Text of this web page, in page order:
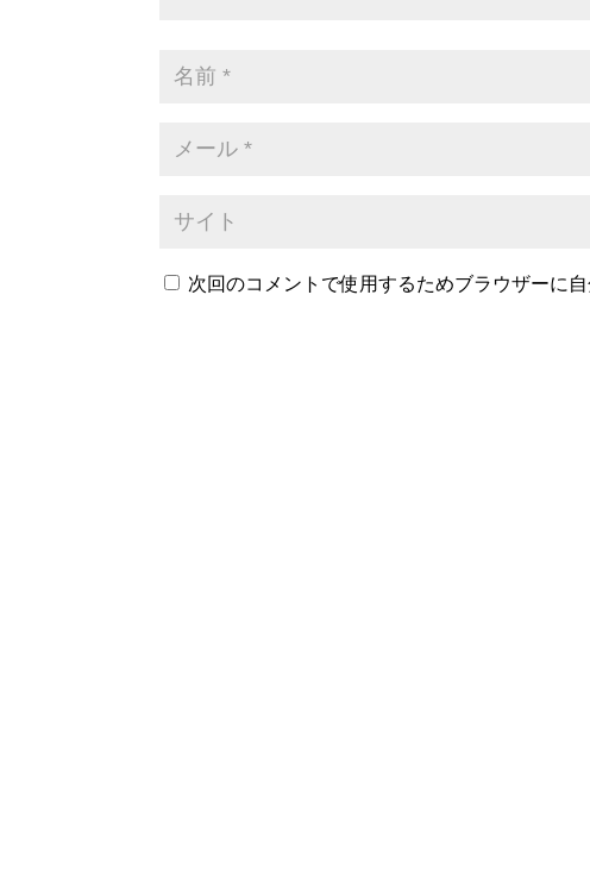
次回のコメントで使用するためブラウザーに